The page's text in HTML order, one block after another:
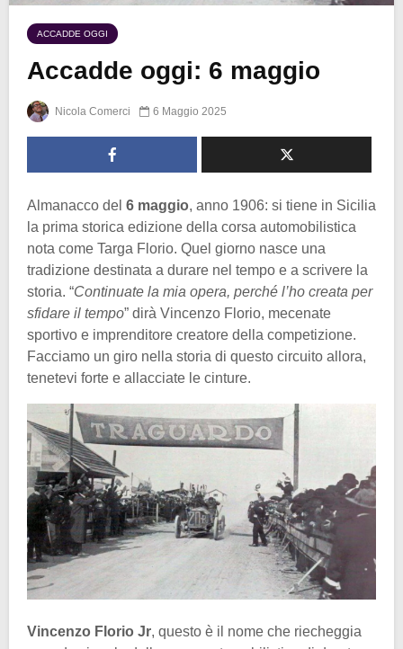
ACCADDE OGGI
Accadde oggi: 6 maggio
Nicola Comerci 6 Maggio 2025
Almanacco del 6 maggio, anno 1906: si tiene in Sicilia
la prima storica edizione della corsa automobilistica
nota come Targa Florio. Quel giorno nasce una
tradizione destinata a durare nel tempo e a scrivere la
storia. “Continuate la mia opera, perché l’ho creata per
sfidare il tempo” dirà Vincenzo Florio, mecenate
sportivo e imprenditore creatore della competizione.
Facciamo un giro nella storia di questo circuito allora,
tenetevi forte e allacciate le cinture.
Vincenzo Florio Jr, questo è il nome che riecheggia